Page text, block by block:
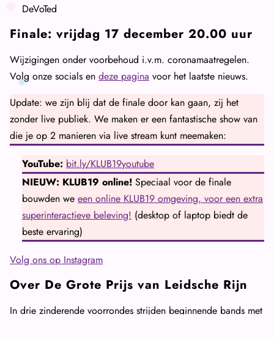
DeVoTed
Finale: vrijdag 17 december 20.00 uur
Wijzigingen onder voorbehoud i.v.m. coronamaatregelen.
Volg onze socials en deze pagina voor het laatste nieuws.
Update: we zijn blij dat de finale door kan gaan, zij het
zonder live publiek. We maken er een fantastische show van
die je op 2 manieren via live stream kunt meemaken:
YouTube: bit.ly/KLUB19youtube
NIEUW: KLUB19 online! Speciaal voor de finale
bouwden we een online KLUB19 omgeving, voor een extra
superinteractieve beleving! (desktop of laptop biedt de
beste ervaring)
Volg ons op Instagram
Over De Grote Prijs van Leidsche Rijn
In drie zinderende voorrondes strijden beginnende bands met